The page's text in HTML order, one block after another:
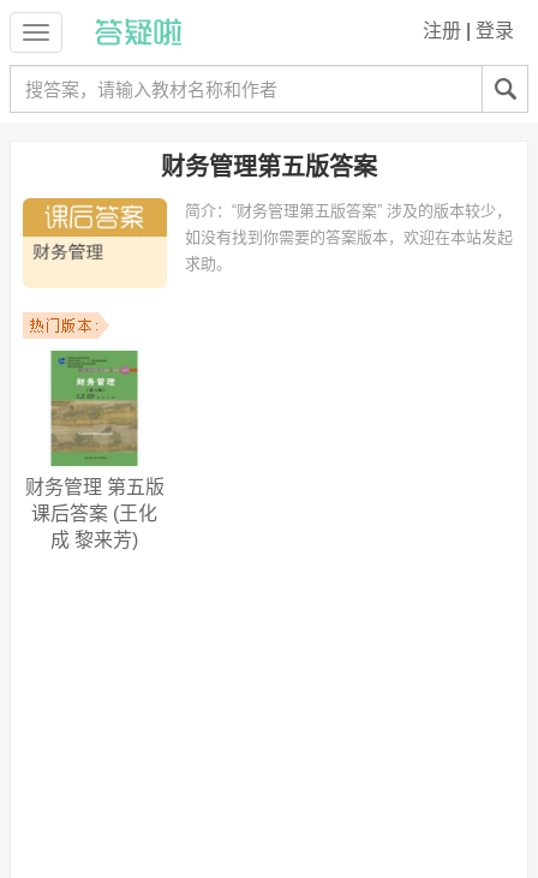
注册 登录
财务管理第五版答案
简介： “财务管理第五版答案” 涉及的版本较少，
如没有找到你需要的答案版本，欢迎在本站发起
求助。
财务管理 第五版
课后答案 (王化
成 黎来芳)